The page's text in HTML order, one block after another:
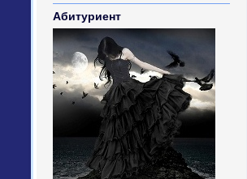
Абитуриент